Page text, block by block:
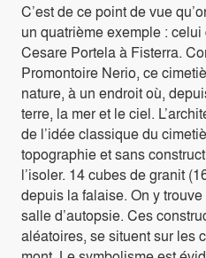
C’est de ce point de vue
un quatrième exemple :
Cesare Portela à Fisterra.
Promontoire Nerio, ce
nature, à un endroit où,
terre, la mer et le ciel.
de l’idée classique du
topographie et sans
l’isoler. 14 cubes de granit
depuis la falaise. On y
salle d’autopsie. Ces
aléatoires, se situent sur les